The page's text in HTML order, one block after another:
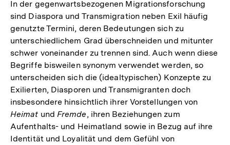
In der gegenwartsbezogenen Migrationsforschung
sind Diaspora und Transmigration neben Exil häufig
genutzte Termini, deren Bedeutungen sich zu
unterschiedlichem Grad überschneiden und mitunter
schwer voneinander zu trennen sind. Auch wenn diese
Begriffe bisweilen synonym verwendet werden, so
unterscheiden sich die (idealtypischen) Konzepte zu
Exilierten, Diasporen und Transmigranten doch
insbesondere hinsichtlich ihrer Vorstellungen von
Heimat und Fremde, ihren Beziehungen zum
Aufenthalts- und Heimatland sowie in Bezug auf ihre
Identität und Loyalität und dem Gefühl von